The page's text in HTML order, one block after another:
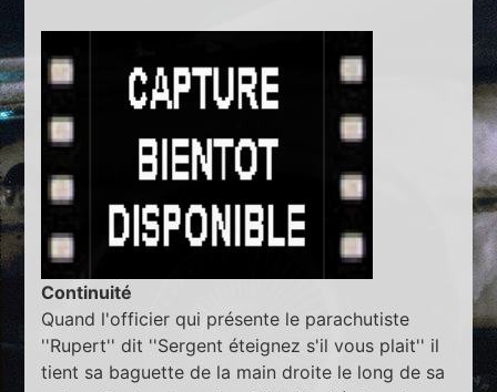
Continuité
Quand l'officier qui présente le parachutiste
''Rupert'' dit ''Sergent éteignez s'il vous plait'' il
tient sa baguette de la main droite le long de sa